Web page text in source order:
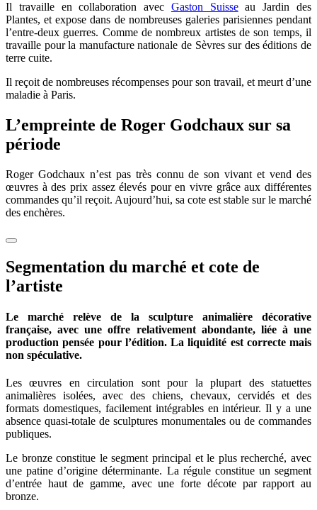
Il travaille en collaboration avec Gaston Suisseau Jardin des
Plantes, et expose dans de nombreuses galeries parisiennes pendant
l’entre-deux guerres. Comme de nombreux artistes de son temps, il
travaille pour la manufacture nationale de Sèvres sur des éditions de
terre cuite.
Il reçoit de nombreuses récompenses pour son travail, et meurt d’une
maladie à Paris.
L’empreinte de Roger Godchaux sur sa
période
Roger Godchaux n’est pas très connu de son vivant et vend des
œuvres à des prix assez élevés pour en vivre grâce aux différentes
commandes qu’il reçoit. Aujourd’hui, sa cote est stable sur le marché
des enchères.
Segmentation du marché et cote de
l’artiste
Le marché relève de la sculpture animalière décorative
française, avec une offre relativement abondante, liée à une
production pensée pour l’édition. La liquidité est correcte mais
non spéculative.
Les œuvres en circulation sont pour la plupart des statuettes
animalières isolées, avec des chiens, chevaux, cervidés et des
formats domestiques, facilement intégrables en intérieur. Il y a une
absence quasi-totale de sculptures monumentales ou de commandes
publiques.
Le bronze constitue le segment principal et le plus recherché, avec
une patine d’origine déterminante. La régule constitue un segment
d’entrée haut de gamme, avec une forte décote par rapport au
bronze.